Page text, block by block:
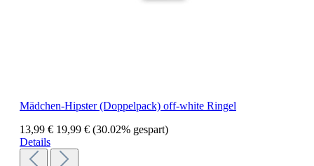
Mädchen-Hipster (Doppelpack) off-white Ringel
13,99 € 19,99 € (30.02% gespart)
Details